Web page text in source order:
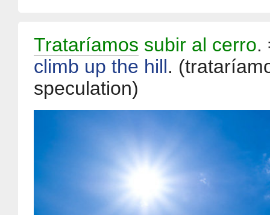
Trataríamos subir al cerro.
climb up the hill.
speculation)